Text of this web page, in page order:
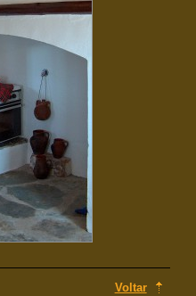
Voltar